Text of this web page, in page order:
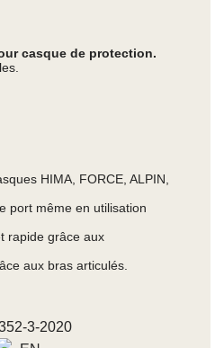
casque de protection.
HIMA, FORCE, ALPIN,
port même en utilisation
rapide grâce aux
aux bras articulés.
3-2020